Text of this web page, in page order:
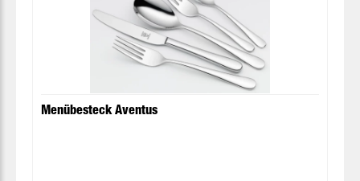
Menübesteck Aventus